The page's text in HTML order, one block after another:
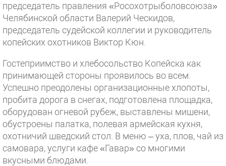
председатель правления «Росохотрыболовсоюза»
Челябинской области Валерий Ческидов,
председатель судейской коллегии и руководитель
копейских охотников Виктор Кюн.
Гостеприимство и хлебосольство Копейска как
принимающей стороны проявилось во всем.
Успешно преодолены организационные хлопоты,
пробита дорога в снегах, подготовлена площадка,
оборудован огневой рубеж, выставлены мишени,
обустроены палатка, полевая армейская кухня,
охотничий шведский стол. В меню – уха, плов, чай из
самовара, услуги кафе «Гавар» со многими
вкусными блюдами.